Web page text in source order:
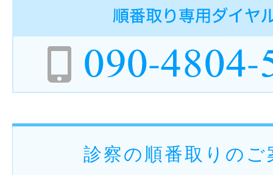
診察の順番取りのご